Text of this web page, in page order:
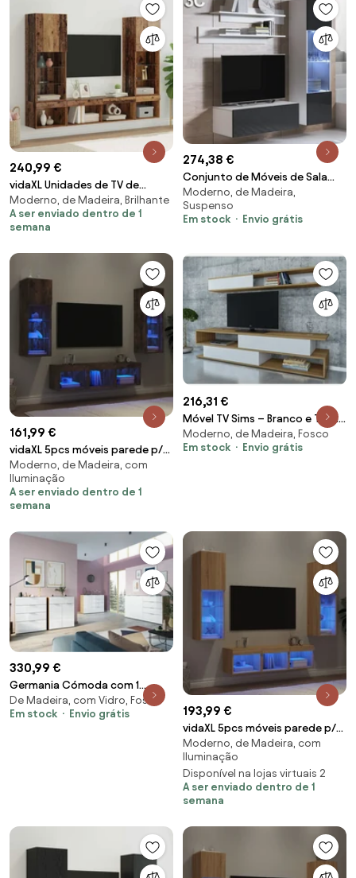
240,99 €
vidaXL Unidades de TV de
Parede com LED com led 5 pcs
Madeira antiga
Moderno, de Madeira, Brilhante
A ser enviado dentro de 1
semana
274,38 €
Conjunto de Móveis de Sala
Fontelas – 1,6 m – Modular em
Branco e Pret
Moderno, de Madeira,
Suspenso
Em stock
Envio grátis
161,99 €
vidaXL 5pcs móveis parede p/
TV c/ LEDs deriv. madeira
carvalho fumado
Moderno, de Madeira, com
Iluminação
A ser enviado dentro de 1
semana
216,31 €
Móvel TV Sims – Branco e Teca
– 176x39x31,5 cm
Moderno, de Madeira, Fosco
Em stock
Envio grátis
330,99 €
Germania Cómoda com 1
gaveta e 2 portas GW-Oakland
branco/carvalho
De Madeira, com Vidro, Fosco
Em stock
Envio grátis 193,99 €
vidaXL 5pcs móveis parede p/
TV c/ LEDs deriv. madeira
carvalho sonoma
Moderno, de Madeira, com
Iluminação
Disponível na lojas virtuais 2
A ser enviado dentro de 1
semana